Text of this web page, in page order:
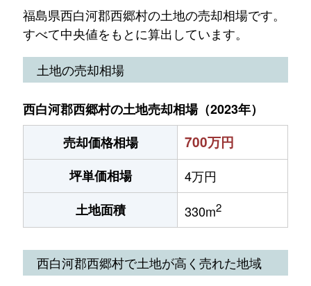
福島県西白河郡西郷村の土地の売却相場です。
すべて中央値をもとに算出しています。
土地の売却相場
西白河郡西郷村の土地売却相場（2023年）
売却価格相場
700万円
坪単価相場
4万円
土地面積
330m2
西白河郡西郷村で土地が高く売れた地域